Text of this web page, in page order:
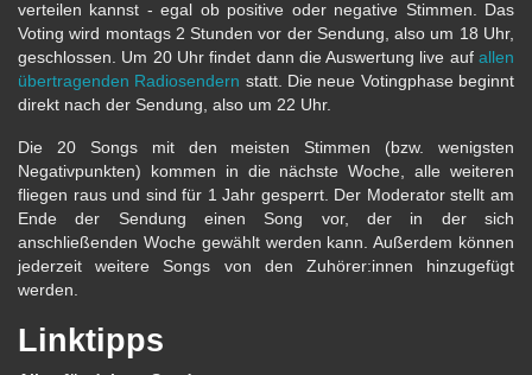
verteilen kannst - egal ob positive oder negative Stimmen. Das
Voting wird montags 2 Stunden vor der Sendung, also um 18 Uhr,
geschlossen. Um 20 Uhr findet dann die Auswertung live auf allen
übertragenden Radiosendern statt. Die neue Votingphase beginnt
direkt nach der Sendung, also um 22 Uhr.
Die 20 Songs mit den meisten Stimmen (bzw. wenigsten
Negativpunkten) kommen in die nächste Woche, alle weiteren
fliegen raus und sind für 1 Jahr gesperrt. Der Moderator stellt am
Ende der Sendung einen Song vor, der in der sich
anschließenden Woche gewählt werden kann. Außerdem können
jederzeit weitere Songs von den Zuhörer:innen hinzugefügt
werden.
Linktipps